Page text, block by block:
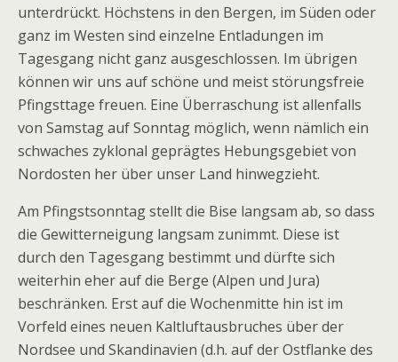
unterdrückt. Höchstens in den Bergen, im Süden oder
ganz im Westen sind einzelne Entladungen im
Tagesgang nicht ganz ausgeschlossen. Im übrigen
können wir uns auf schöne und meist störungsfreie
Pfingsttage freuen. Eine Überraschung ist allenfalls
von Samstag auf Sonntag möglich, wenn nämlich ein
schwaches zyklonal geprägtes Hebungsgebiet von
Nordosten her über unser Land hinwegzieht.
Am Pfingstsonntag stellt die Bise langsam ab, so dass
die Gewitterneigung langsam zunimmt. Diese ist
durch den Tagesgang bestimmt und dürfte sich
weiterhin eher auf die Berge (Alpen und Jura)
beschränken. Erst auf die Wochenmitte hin ist im
Vorfeld eines neuen Kaltluftausbruches über der
Nordsee und Skandinavien (d.h. auf der Ostflanke des